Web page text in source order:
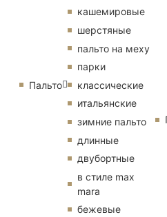
Пальто
кашемировые
шерстяные
пальто на меху
парки
классические
итальянские
зимние пальто
длинные
двубортные
в стиле max
mara
бежевые